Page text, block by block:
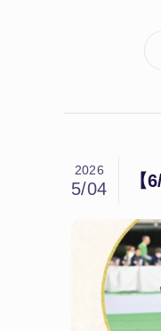
【
2026
5/04